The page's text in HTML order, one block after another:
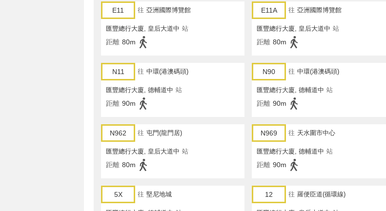
E11 往 亞洲國際博覽館
匯豐總行大廈, 皇后大道中 站
距離 80m
E11A 往 亞洲國際博覽館
匯豐總行大廈, 皇后大道中 站
距離 80m
N11 往 中環(港澳碼頭)
匯豐總行大廈, 德輔道中 站
距離 90m
N90 往 中環(港澳碼頭)
匯豐總行大廈, 德輔道中 站
距離 90m
N962 往 屯門(龍門居)
匯豐總行大廈, 皇后大道中 站
距離 80m
N969 往 天水圍市中心
匯豐總行大廈, 德輔道中 站
距離 90m
5X 往 堅尼地城 12 往 羅便臣道(循環線)